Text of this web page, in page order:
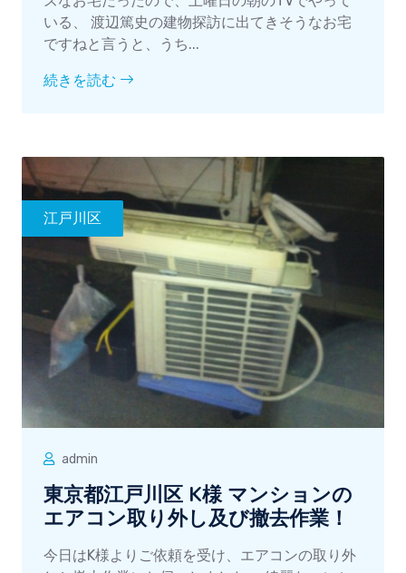
いる、 渡辺篤史の建物探訪に出てきそうなお宅
ですねと言うと、うち...
続きを読む
江戸川区
admin
東京都江戸川区 K様 マンションの
エアコン取り外し及び撤去作業！
今日はK様よりご依頼を受け、エアコンの取り外